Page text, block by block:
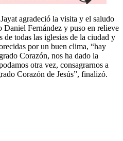
agradeció la visita y el saludo
Fernández y puso en relieve
de todas las iglesias de la ciudad y
por un buen clima, “hay
Corazón, nos ha dado la
otra vez, consagrarnos a
Corazón de Jesús”, finalizó.